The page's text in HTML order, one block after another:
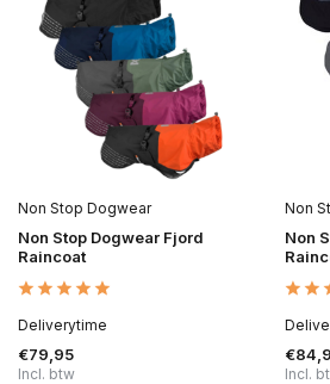
Non Stop Dogwear
Non Stop Dogwear Fjord
Raincoat
Deliverytime
€79,95
Incl. btw
Non
Non
Incl.